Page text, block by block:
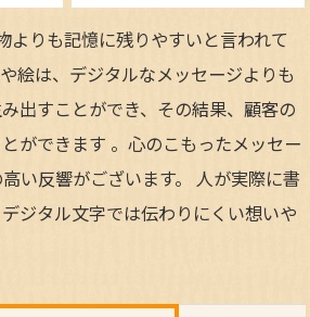
よりも記憶に残りやすいと言われて
絵は、デジタルなメッセージよりも
出すことができ、その結果、顧客の
ができます 。心のこもったメッセー
い反響がございます。 人が実際に書
ジタル文字では伝わりにくい想いや